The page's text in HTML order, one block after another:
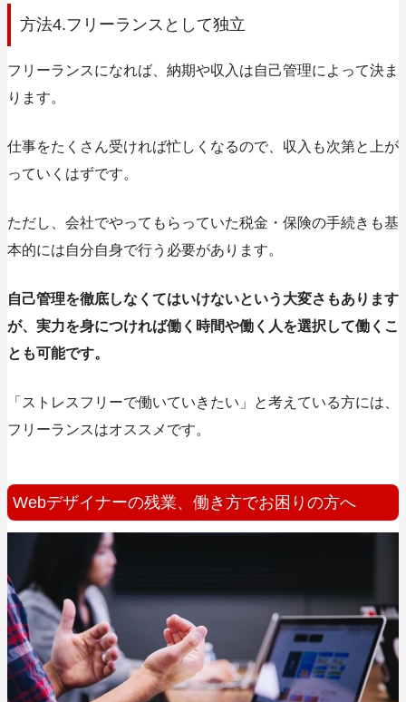
方法4.フリーランスとして独立
フリーランスになれば、納期や収入は自己管理によって決ま
ります。
仕事をたくさん受ければ忙しくなるので、収入も次第と上が
っていくはずです。
ただし、会社でやってもらっていた税金・保険の手続きも基
本的には自分自身で行う必要があります。
自己管理を徹底しなくてはいけないという大変さもあります
が、実力を身につければ働く時間や働く人を選択して働くこ
とも可能です。
「ストレスフリーで働いていきたい」と考えている方には、
フリーランスはオススメです。
Webデザイナーの残業、働き方でお困りの方へ